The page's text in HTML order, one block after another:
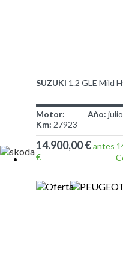
SUZUKI 1.2 GLE Mild
Motor: Año:
Km: 27923
14.900,00 €antes
€